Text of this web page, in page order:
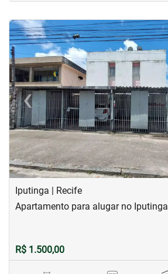
<<<<
‹Previous
Iputinga | Recife
Apartamento para alugar no Iputinga
R$ 1.500,00